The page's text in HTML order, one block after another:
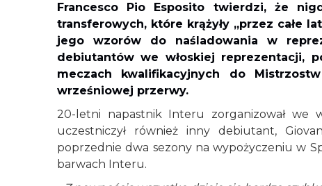
Francesco Pio Esposito twierdzi, że
transferowych, które krążyły „przez całe
jego wzorów do naśladowania w
debiutantów we włoskiej reprezentacji,
meczach kwalifikacyjnych do
wrześniowej przerwy.
20-letni napastnik Interu zorganizował we
uczestniczył również inny debiutant,
poprzednie dwa sezony na wypożyczeniu w
barwach Interu.